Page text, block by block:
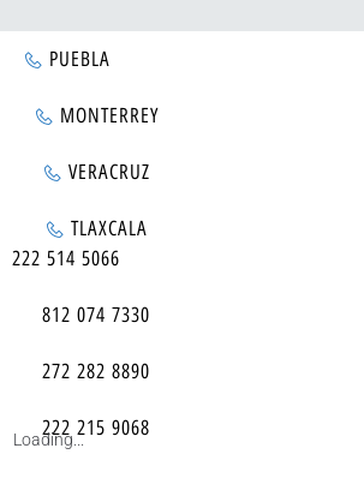
PUEBLA
MONTERREY
VERACRUZ
TLAXCALA
222 514 5066
812 074 7330
272 282 8890
222 215 9068
Loading...